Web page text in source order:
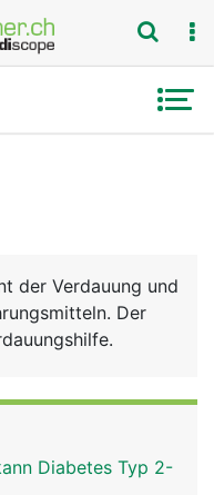
der Verdauung und
Der
Diabetes Typ 2-